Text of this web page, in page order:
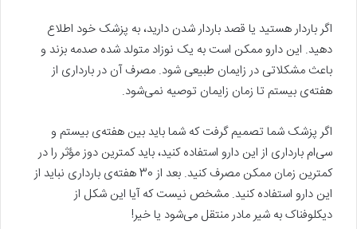
اگر باردار هستید یا قصد باردار شدن دارید، به پزشک خود اطلاع
دهید. این دارو ممکن است به یک نوزاد متولد شده صدمه بزند و
باعث مشکلاتی در زایمان طبیعی شود. مصرف آن در بارداری از
هفته‌ی بیستم تا زمان زایمان توصیه نمی‌شود.
اگر پزشک شما تصمیم گرفت که شما باید بین هفته‌ی بیستم و
سی‌ام بارداری از این دارو استفاده کنید، باید کمترین دوز مؤثر را در
کمترین زمان ممکن مصرف کنید. بعد از 30 هفته‌ی بارداری نباید از
این دارو استفاده کنید. مشخص نیست که آیا این شکل از
دیکلوفناک به شیر مادر منتقل می‌شود یا خیر!